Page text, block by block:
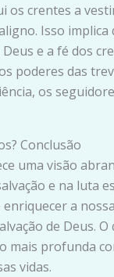
os crentes a
Isso
e a fé dos
poderes das
os
Conclusão
uma visão
e na luta
a
de Deus.
mais profunda
vidas.